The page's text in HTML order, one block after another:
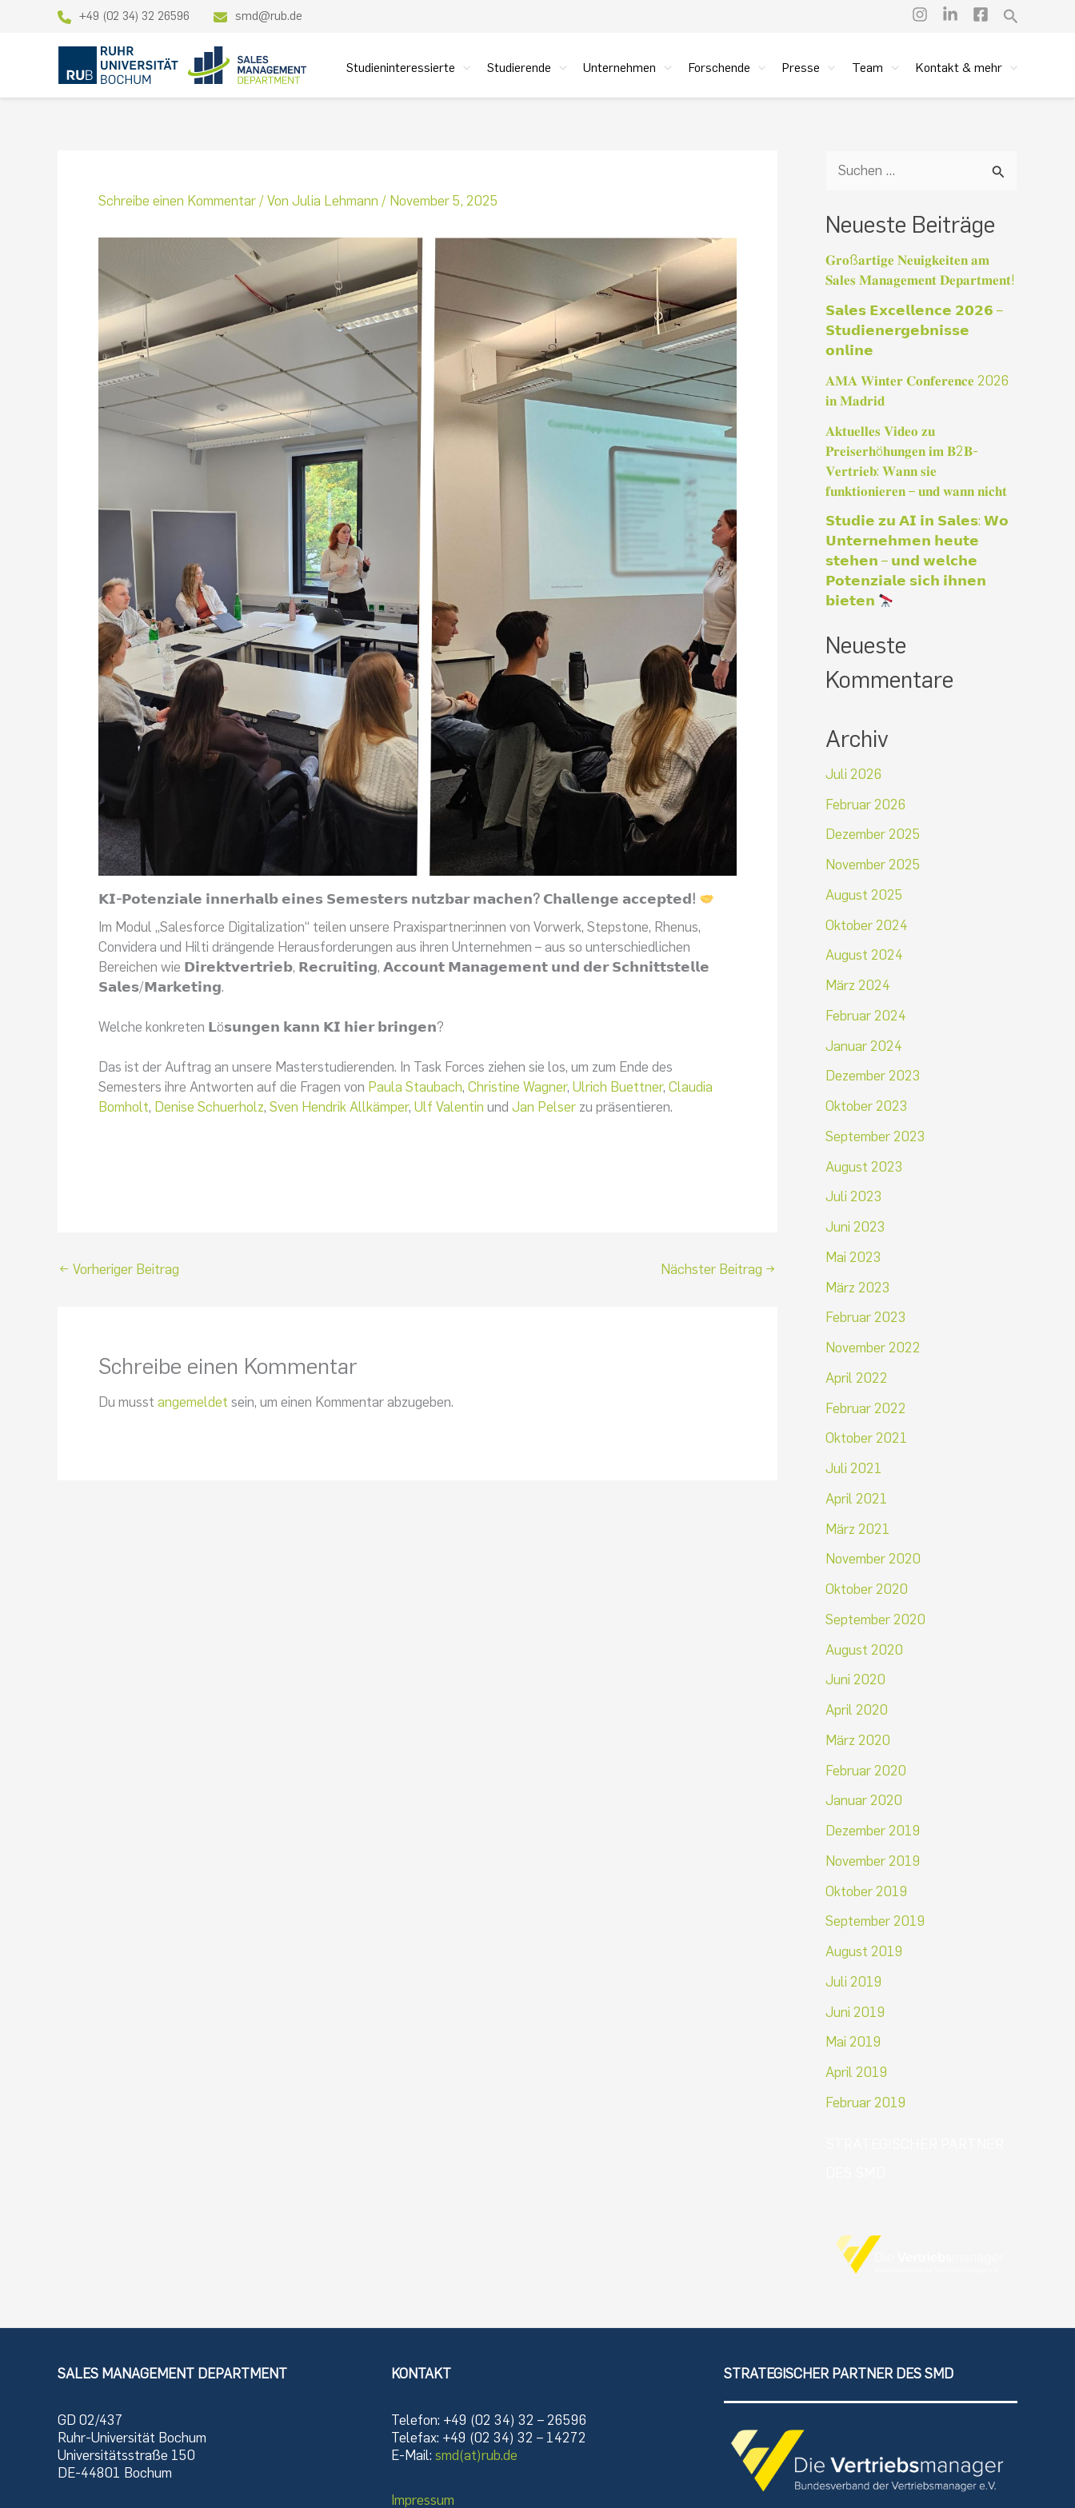
+49 (02 34) 32 26596 smd@rub.de Suchen
Studieninteressierte Studierende Unternehmen Forschende Presse Team Kontakt & mehr
Schreibe einen Kommentar / Von Julia Lehmann / November 5, 2025
𝗞𝗜-𝗣𝗼𝘁𝗲𝗻𝘇𝗶𝗮𝗹𝗲 𝗶𝗻𝗻𝗲𝗿𝗵𝗮𝗹𝗯 𝗲𝗶𝗻𝗲𝘀 𝗦𝗲𝗺𝗲𝘀𝘁𝗲𝗿𝘀 𝗻𝘂𝘁𝘇𝗯𝗮𝗿 𝗺𝗮𝗰𝗵𝗲𝗻? 𝗖𝗵𝗮𝗹𝗹𝗲𝗻𝗴𝗲 𝗮𝗰𝗰𝗲𝗽𝘁𝗲𝗱!
Im Modul „Salesforce Digitalization“ teilen unsere Praxispartner:innen von Vorwerk, Stepstone, Rhenus,
Convidera und Hilti drängende Herausforderungen aus ihren Unternehmen – aus so unterschiedlichen
Bereichen wie 𝗗𝗶𝗿𝗲𝗸𝘁𝘃𝗲𝗿𝘁𝗿𝗶𝗲𝗯, 𝗥𝗲𝗰𝗿𝘂𝗶𝘁𝗶𝗻𝗴, 𝗔𝗰𝗰𝗼𝘂𝗻𝘁 𝗠𝗮𝗻𝗮𝗴𝗲𝗺𝗲𝗻𝘁 𝘂𝗻𝗱 𝗱𝗲𝗿 𝗦𝗰𝗵𝗻𝗶𝘁𝘁𝘀𝘁𝗲𝗹𝗹𝗲
𝗦𝗮𝗹𝗲𝘀/𝗠𝗮𝗿𝗸𝗲𝘁𝗶𝗻𝗴.
Welche konkreten 𝗟ö𝘀𝘂𝗻𝗴𝗲𝗻 𝗸𝗮𝗻𝗻 𝗞𝗜 𝗵𝗶𝗲𝗿 𝗯𝗿𝗶𝗻𝗴𝗲𝗻?
Das ist der Auftrag an unsere Masterstudierenden. In Task Forces ziehen sie los, um zum Ende des
Semesters ihre Antworten auf die Fragen von Paula Staubach, Christine Wagner, Ulrich Buettner, Claudia
Bomholt, Denise Schuerholz, Sven Hendrik Allkämper, Ulf Valentin und Jan Pelser zu präsentieren.
← Vorheriger Beitrag Nächster Beitrag →
Schreibe einen Kommentar
Du musst angemeldet sein, um einen Kommentar abzugeben.
c
h
e
n
n
c
:
Neueste Beiträge
𝐆𝐫𝐨ß𝐚𝐫𝐭𝐢𝐠𝐞 𝐍𝐞𝐮𝐢𝐠𝐤𝐞𝐢𝐭𝐞𝐧 𝐚𝐦
𝐒𝐚𝐥𝐞𝐬 𝐌𝐚𝐧𝐚𝐠𝐞𝐦𝐞𝐧𝐭 𝐃𝐞𝐩𝐚𝐫𝐭𝐦𝐞𝐧𝐭!
𝗦𝗮𝗹𝗲𝘀 𝗘𝘅𝗰𝗲𝗹𝗹𝗲𝗻𝗰𝗲 𝟮𝟬𝟮𝟲 –
𝗦𝘁𝘂𝗱𝗶𝗲𝗻𝗲𝗿𝗴𝗲𝗯𝗻𝗶𝘀𝘀𝗲
𝗼𝗻𝗹𝗶𝗻𝗲
𝐀𝐌𝐀 𝐖𝐢𝐧𝐭𝐞𝐫 𝐂𝐨𝐧𝐟𝐞𝐫𝐞𝐧𝐜𝐞 2026
𝐢𝐧 𝐌𝐚𝐝𝐫𝐢𝐝
𝐀𝐤𝐭𝐮𝐞𝐥𝐥𝐞𝐬 𝐕𝐢𝐝𝐞𝐨 𝐳𝐮
𝐏𝐫𝐞𝐢𝐬𝐞𝐫𝐡ö𝐡𝐮𝐧𝐠𝐞𝐧 𝐢𝐦 𝐁2𝐁-
𝐕𝐞𝐫𝐭𝐫𝐢𝐞𝐛: 𝐖𝐚𝐧𝐧 𝐬𝐢𝐞
𝐟𝐮𝐧𝐤𝐭𝐢𝐨𝐧𝐢𝐞𝐫𝐞𝐧 – 𝐮𝐧𝐝 𝐰𝐚𝐧𝐧 𝐧𝐢𝐜𝐡𝐭
𝗦𝘁𝘂𝗱𝗶𝗲 𝘇𝘂 𝗔𝗜 𝗶𝗻 𝗦𝗮𝗹𝗲𝘀: 𝗪𝗼
𝗨𝗻𝘁𝗲𝗿𝗻𝗲𝗵𝗺𝗲𝗻 𝗵𝗲𝘂𝘁𝗲
𝘀𝘁𝗲𝗵𝗲𝗻 – 𝘂𝗻𝗱 𝘄𝗲𝗹𝗰𝗵𝗲
𝗣𝗼𝘁𝗲𝗻𝘇𝗶𝗮𝗹𝗲 𝘀𝗶𝗰𝗵 𝗶𝗵𝗻𝗲𝗻
𝗯𝗶𝗲𝘁𝗲𝗻
Neueste
Kommentare
Archiv
Juli 2026
Februar 2026
Dezember 2025
November 2025
August 2025
Oktober 2024
August 2024
März 2024
Februar 2024
Januar 2024
Dezember 2023
Oktober 2023
September 2023
August 2023
Juli 2023
Juni 2023
Mai 2023
März 2023
Februar 2023
November 2022
April 2022
Februar 2022
Oktober 2021
Juli 2021
April 2021
März 2021
November 2020
Oktober 2020
September 2020
August 2020
Juni 2020
April 2020
März 2020
Februar 2020
Januar 2020
Dezember 2019
November 2019
Oktober 2019
September 2019
August 2019
Juli 2019
Juni 2019
Mai 2019
April 2019
Februar 2019
SALES MANAGEMENT DEPARTMENT
GD 02/437
Ruhr-Universität Bochum
Universitätsstraße 150
DE-44801 Bochum
KONTAKT
Telefon: +49 (02 34) 32 – 26596
Telefax: +49 (02 34) 32 – 14272
E-Mail: smd(at)rub.de
Impressum
STRATEGISCHER PARTNER DES SMD